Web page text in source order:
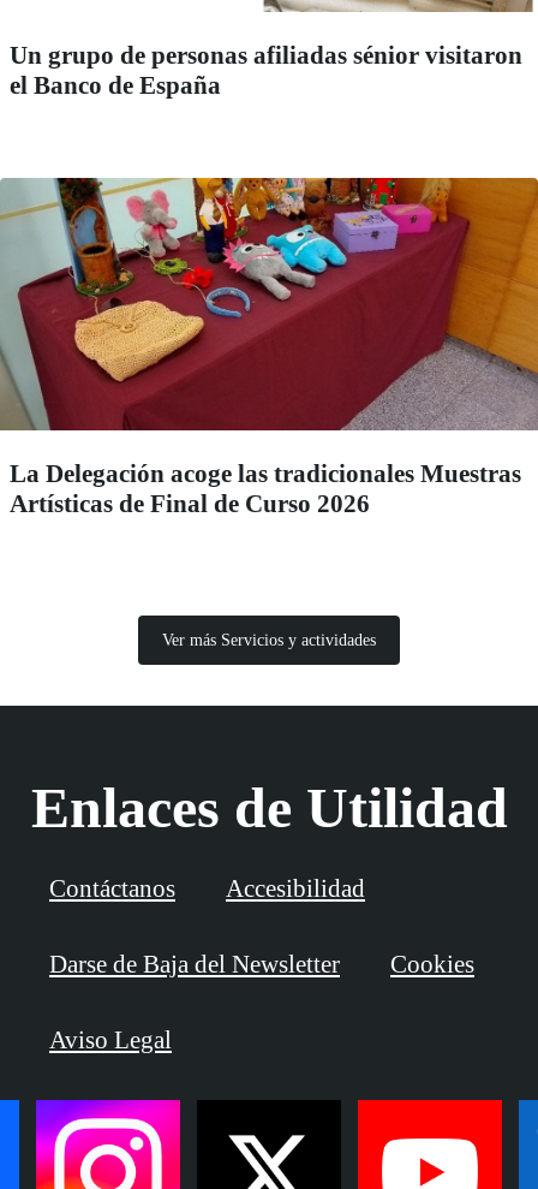
Un grupo de personas afiliadas sénior visitaron
el Banco de España
La Delegación acoge las tradicionales Muestras
Artísticas de Final de Curso 2026
Ver más Servicios y actividades
Enlaces de Utilidad
Contáctanos Accesibilidad
Darse de Baja del Newsletter Cookies
Aviso Legal